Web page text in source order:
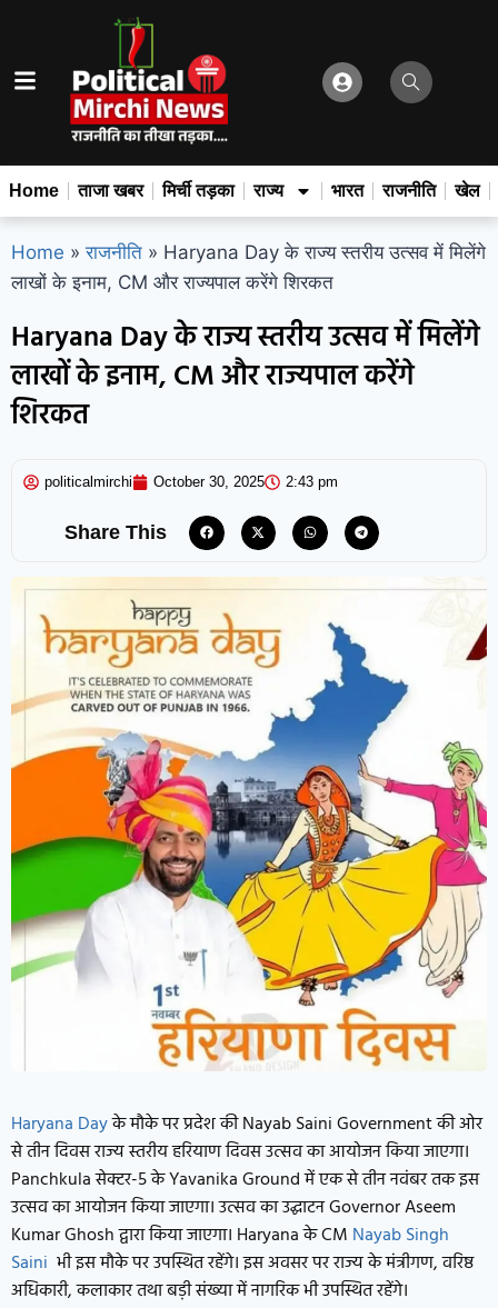
Home ताजा खबर मिर्ची तड़का राज्य भारत राजनीति खेल
Home » राजनीति » Haryana Day के राज्य स्तरीय उत्सव में मिलेंगे
लाखों के इनाम, CM और राज्यपाल करेंगे शिरकत
Haryana Day के राज्य स्तरीय उत्सव में मिलेंगे
लाखों के इनाम, CM और राज्यपाल करेंगे
शिरकत
politicalmirchi October 30, 2025 2:43 pm
Share This
Haryana Dayके मौके पर प्रदेश की Nayab Saini Government की ओर
से तीन दिवस राज्य स्तरीय हरियाण दिवस उत्सव का आयोजन किया जाएगा।
Panchkula सेक्टर-5 के Yavanika Ground में एक से तीन नवंबर तक इस
उत्सव का आयोजन किया जाएगा। उत्सव का उद्घाटन Governor Aseem
Kumar Ghosh द्वारा किया जाएगा। Haryana के CM Nayab Singh
Saini भी इस मौके पर उपस्थित रहेंगे। इस अवसर पर राज्य के मंत्रीगण, वरिष्ठ
अधिकारी, कलाकार तथा बड़ी संख्या में नागरिक भी उपस्थित रहेंगे।